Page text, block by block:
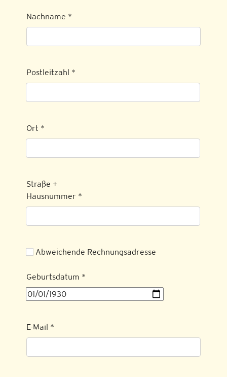
Nachname *
Postleitzahl *
Ort *
Straße +
Hausnummer *
Abweichende Rechnungsadresse
Geburtsdatum *
E-Mail *